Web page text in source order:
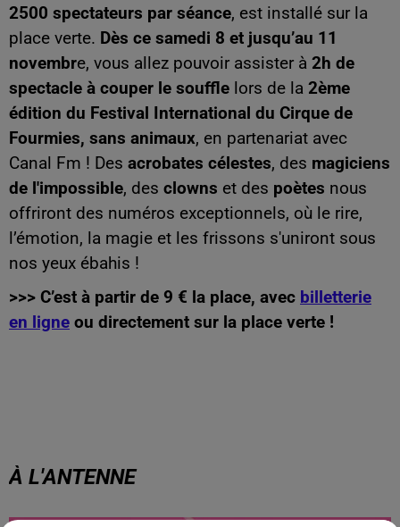
2500 spectateurs par séance, est installé sur la
place verte. Dès ce samedi 8 et jusqu’au 11
novembre, vous allez pouvoir assister à 2h de
spectacle à couper le souffle lors de la 2ème
édition du Festival International du Cirque de
Fourmies, sans animaux, en partenariat avec
Canal Fm ! Des acrobates célestes, des magiciens
de l'impossible, des clowns et des poètes nous
offriront des numéros exceptionnels, où le rire,
l’émotion, la magie et les frissons s'uniront sous
nos yeux ébahis !
>>> C’est à partir de 9 € la place, avec billetterie
en ligne ou directement sur la place verte !
À L'ANTENNE